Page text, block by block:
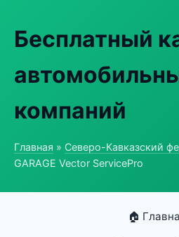
Бесплатный
компаний
Главная » Северо-Кавказский
GARAGE Vector ServicePro
🏠